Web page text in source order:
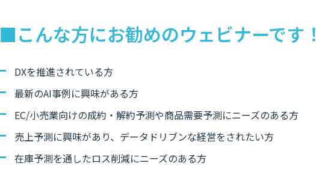
■こんな方にお勧めのウェビナーです！
DXを推進されている方
最新のAI事例に興味がある方
EC/小売業向けの成約・解約予測や商品需要予測にニーズのある方
売上予測に興味があり、データドリブンな経営をされたい方
在庫予測を通したロス削減にニーズのある方